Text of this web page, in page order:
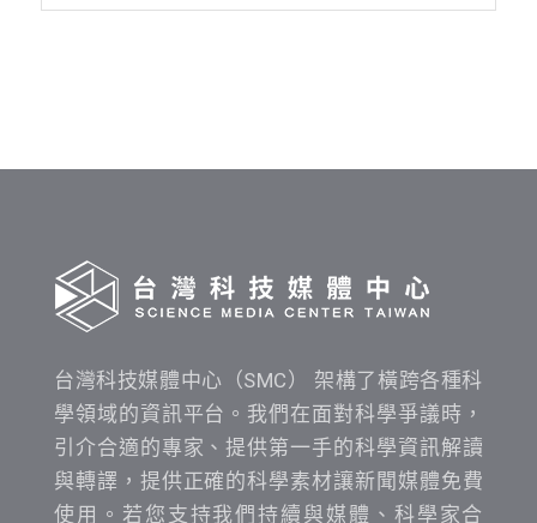
台灣科技媒體中心（SMC） 架構了橫跨各種科
學領域的資訊平台。我們在面對科學爭議時，
引介合適的專家、提供第一手的科學資訊解讀
與轉譯，提供正確的科學素材讓新聞媒體免費
使用。若您支持我們持續與媒體、科學家合